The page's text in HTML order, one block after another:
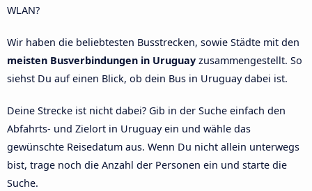
WLAN?
Wir haben die beliebtesten Busstrecken, sowie Städte mit den
meisten Busverbindungen in Uruguay zusammengestellt. So
siehst Du auf einen Blick, ob dein Bus in Uruguay dabei ist.
Deine Strecke ist nicht dabei? Gib in der Suche einfach den
Abfahrts- und Zielort in Uruguay ein und wähle das
gewünschte Reisedatum aus. Wenn Du nicht allein unterwegs
bist, trage noch die Anzahl der Personen ein und starte die
Suche.